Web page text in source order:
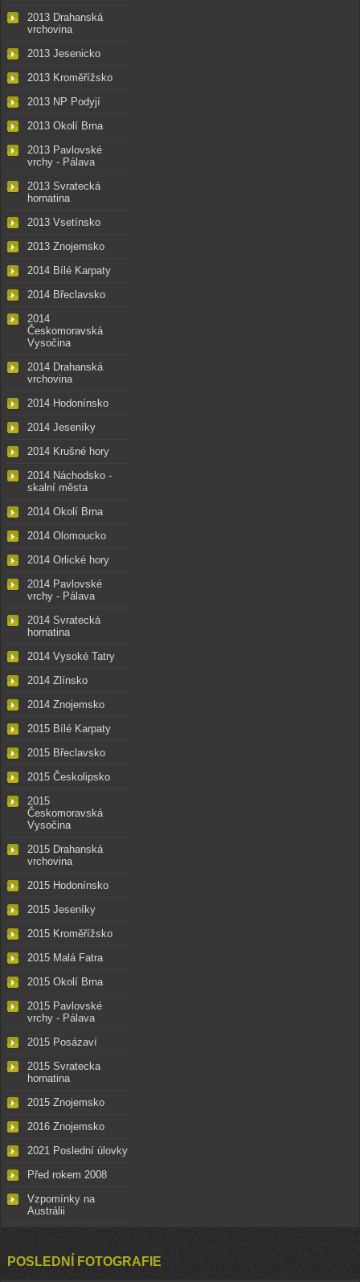
2013 Drahanská
vrchovina
2013 Jesenicko
2013 Kroměřížsko
2013 NP Podyjí
2013 Okolí Brna
2013 Pavlovské
vrchy - Pálava
2013 Svratecká
hornatina
2013 Vsetínsko
2013 Znojemsko
2014 Bílé Karpaty
2014 Břeclavsko
2014
Českomoravská
Vysočina
2014 Drahanská
vrchovina
2014 Hodonínsko
2014 Jeseníky
2014 Krušné hory
2014 Náchodsko -
skalní města
2014 Okolí Brna
2014 Olomoucko
2014 Orlické hory
2014 Pavlovské
vrchy - Pálava
2014 Svratecká
hornatina
2014 Vysoké Tatry
2014 Zlínsko
2014 Znojemsko
2015 Bílé Karpaty
2015 Břeclavsko
2015 Českolipsko
2015
Českomoravská
Vysočina
2015 Drahanská
vrchovina
2015 Hodonínsko
2015 Jeseníky
2015 Kroměřížsko
2015 Malá Fatra
2015 Okolí Brna
2015 Pavlovské
vrchy - Pálava
2015 Posázaví
2015 Svratecka
hornatina
2015 Znojemsko
2016 Znojemsko
2021 Poslední úlovky
Před rokem 2008
Vzpomínky na
Austrálii
POSLEDNÍ FOTOGRAFIE